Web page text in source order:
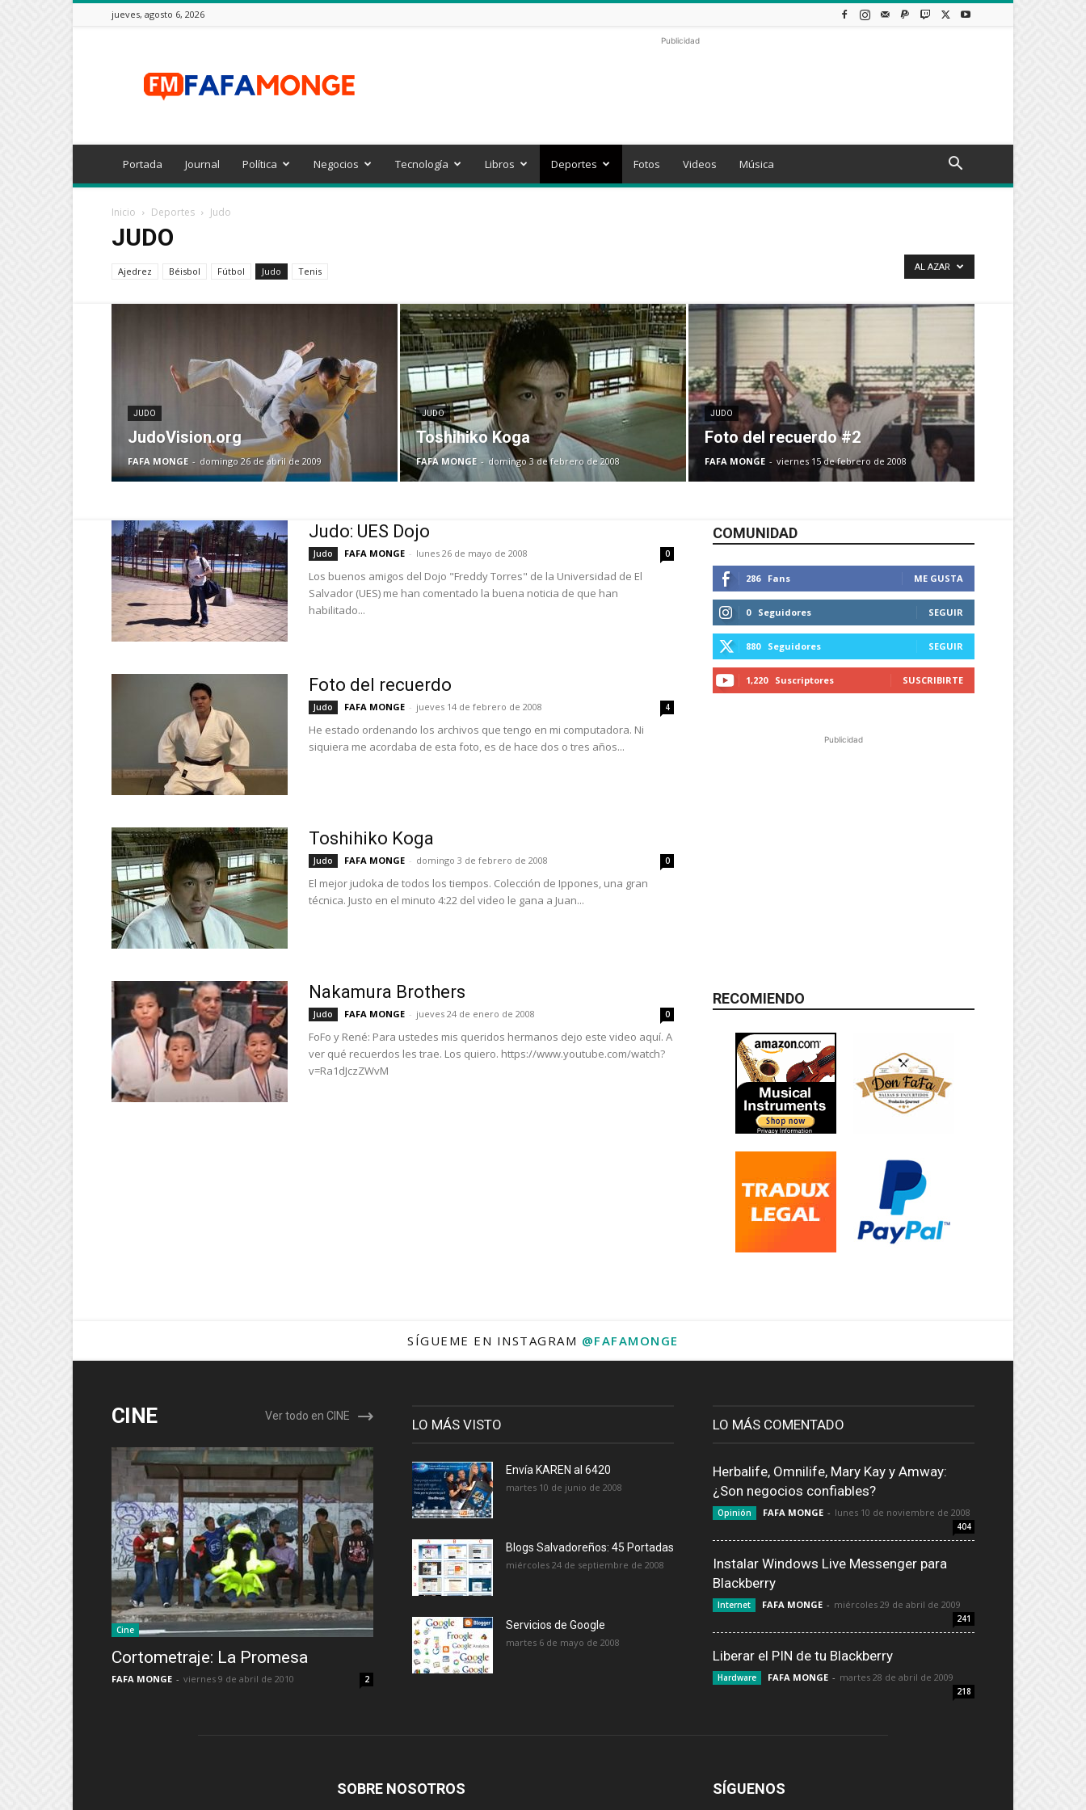
jueves, agosto 6, 2026
Publicidad
Portada Journal Política Negocios Tecnología Libros Deportes Fotos Videos Música
Inicio Deportes Judo
JUDO
Ajedrez Béisbol Fútbol Judo Tenis AL AZAR
JUDO
JudoVision.org
FAFA MONGE - domingo 26 de abril de 2009
JUDO
Toshihiko Koga
FAFA MONGE - domingo 3 de febrero de 2008
JUDO
Foto del recuerdo #2
FAFA MONGE - viernes 15 de febrero de 2008
Judo: UES Dojo
Judo FAFA MONGE - lunes 26 de mayo de 2008 0
Los buenos amigos del Dojo "Freddy Torres" de la Universidad de El
Salvador (UES) me han comentado la buena noticia de que han
habilitado...
Foto del recuerdo
Judo FAFA MONGE - jueves 14 de febrero de 2008 4
He estado ordenando los archivos que tengo en mi computadora. Ni
siquiera me acordaba de esta foto, es de hace dos o tres años...
Toshihiko Koga
Judo FAFA MONGE - domingo 3 de febrero de 2008 0
El mejor judoka de todos los tiempos. Colección de Ippones, una gran
técnica. Justo en el minuto 4:22 del video le gana a Juan...
Nakamura Brothers
Judo FAFA MONGE - jueves 24 de enero de 2008 0
FoFo y René: Para ustedes mis queridos hermanos dejo este video aquí. A
ver qué recuerdos les trae. Los quiero. https://www.youtube.com/watch?
v=Ra1dJczZWvM
COMUNIDAD
286 Fans ME GUSTA
0 Seguidores SEGUIR
880 Seguidores SEGUIR
1,220 Suscriptores SUSCRIBIRTE
Publicidad
RECOMIENDO
SÍGUEME EN INSTAGRAM @FAFAMONGE
CINE Ver todo en CINE
Cine
Cortometraje: La Promesa
FAFA MONGE - viernes 9 de abril de 2010 2
LO MÁS VISTO
Envía KAREN al 6420
martes 10 de junio de 2008
Blogs Salvadoreños: 45 Portadas
miércoles 24 de septiembre de 2008
Servicios de Google
martes 6 de mayo de 2008
LO MÁS COMENTADO
Herbalife, Omnilife, Mary Kay y Amway:
¿Son negocios confiables?
Opinión FAFA MONGE - lunes 10 de noviembre de 2008
404
Instalar Windows Live Messenger para
Blackberry
Internet FAFA MONGE - miércoles 29 de abril de 2009
241
Liberar el PIN de tu Blackberry
Hardware FAFA MONGE - martes 28 de abril de 2009
218
SOBRE NOSOTROS SÍGUENOS